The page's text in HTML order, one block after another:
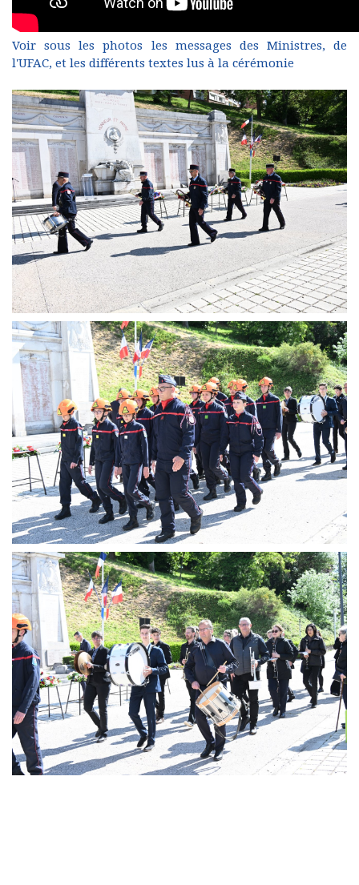
Voir sous les photos les messages des Ministres, de
l'UFAC, et les différents textes lus à la cérémonie